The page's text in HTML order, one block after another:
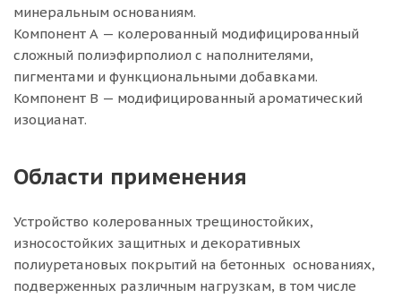
минеральным основаниям.
Компонент А — колерованный модифицированный
сложный полиэфирполиол с наполнителями,
пигментами и функциональными добавками.
Компонент B — модифицированный ароматический
изоцианат.
Области применения
Устройство колерованных трещиностойких,
износостойких защитных и декоративных
полиуретановых покрытий на бетонных основаниях,
подверженных различным нагрузкам, в том числе